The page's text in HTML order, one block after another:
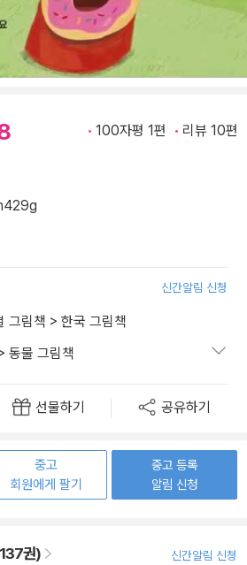
100자평 1편 리뷰 10편
429g
신간알림 신청
그림책 > 한국 그림책
동물 그림책
선물하기 공유하기
중고
회원에게 팔기
중고 등록
알림 신청
권) 신간알림 신청